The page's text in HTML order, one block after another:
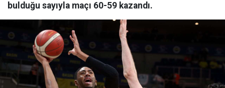
bulduğu sayıyla maçı 60-59 kazandı.